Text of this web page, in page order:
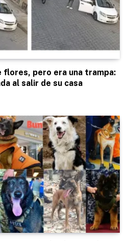
flores, pero era una trampa:
al salir de su casa